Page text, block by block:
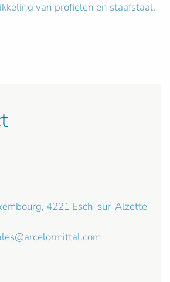
van profielen en staafstaal.
4221 Esch-sur-Alzette